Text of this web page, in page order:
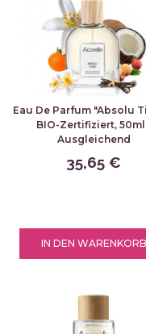
Eau De Parfum "Absolu
BIO-Zertifiziert, 50ml
Ausgleichend
35,65 €
IN DEN WARENKORB